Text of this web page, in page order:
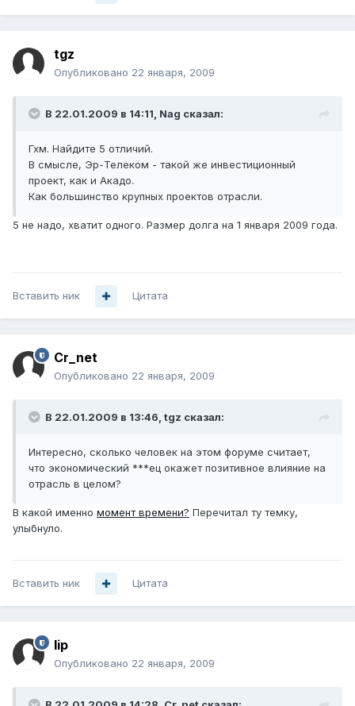
tgz
Опубликовано 22 января, 2009
В 22.01.2009 в 14:11, Nag сказал:
Гхм. Найдите 5 отличий.
В смысле, Эр-Телеком - такой же инвестиционный
проект, как и Акадо.
Как большинство крупных проектов отрасли.
5 не надо, хватит одного. Размер долга на 1 января 2009 года.
Вставить ник Цитата
Cr_net
Опубликовано 22 января, 2009
В 22.01.2009 в 13:46, tgz сказал:
Интересно, сколько человек на этом форуме считает,
что экономический ***ец окажет позитивное влияние на
отрасль в целом?
В какой именно момент времени? Перечитал ту темку,
улыбнуло.
Вставить ник Цитата
lip
Опубликовано 22 января, 2009